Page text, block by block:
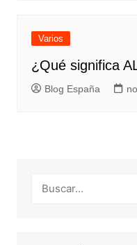
Varios
¿Qué significa
Blog España